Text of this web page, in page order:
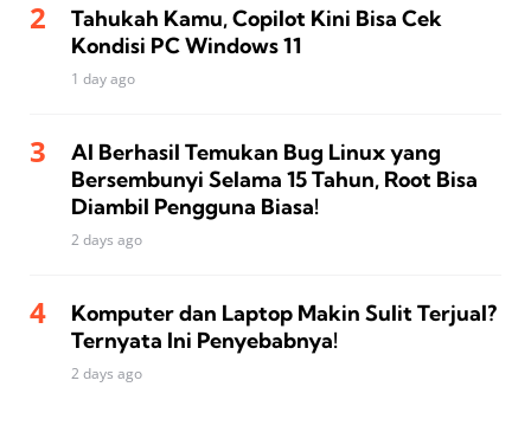
Tahukah Kamu, Copilot Kini Bisa Cek
Kondisi PC Windows 11
1 day ago
AI Berhasil Temukan Bug Linux yang
Bersembunyi Selama 15 Tahun, Root Bisa
Diambil Pengguna Biasa!
2 days ago
Komputer dan Laptop Makin Sulit Terjual?
Ternyata Ini Penyebabnya!
2 days ago